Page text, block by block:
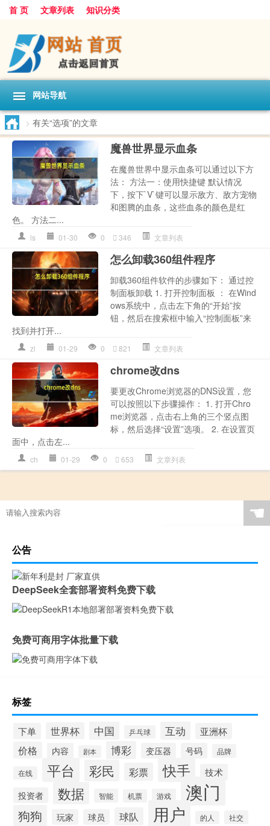
首 页 文章列表 知识分类
网站导航
> 有关“选项”的文章
魔兽世界显示血条
在魔兽世界中显示血条可以通过以下方
法： 方法一：使用快捷键 默认情况
下，按下`V`键可以显示敌方、敌方宠物
和图腾的血条，这些血条的颜色是红
色。 方法二...
ls 01-30 0 346 文章列表
怎么卸载360组件程序
卸载360组件软件的步骤如下： 通过控
制面板卸载 1. 打开控制面板 ： 在Wind
ows系统中，点击左下角的“开始”按
钮，然后在搜索框中输入“控制面板”来
找到并打开...
zl 01-29 0 821 文章列表
chrome改dns
要更改Chrome浏览器的DNS设置，您
可以按照以下步骤操作： 1. 打开Chro
me浏览器，点击右上角的三个竖点图
标，然后选择“设置”选项。 2. 在设置页
面中，点击左...
ch 01-29 0 653 文章列表
☚
公告
DeepSeek全套部署资料免费下载
免费可商用字体批量下载
标签
下单 世界杯 中国 乒乓球 互动 亚洲杯
价格 内容 剧本 博彩 变压器 号码 品牌
在线 平台 彩民 彩票 快手 技术
投资者 数据 智能 机票 游戏 澳门
狗狗 玩家 球员 球队 用户 的人 社交